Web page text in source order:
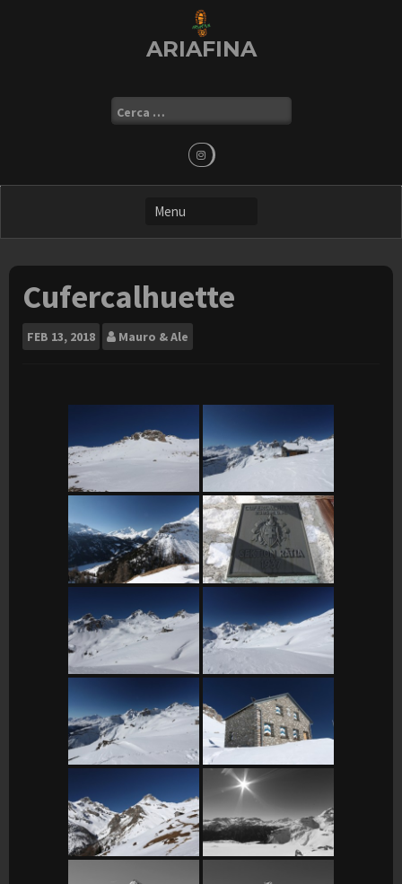
ARIAFINA
Ricerca
per:
Cufercalhuette
FEB 13, 2018 Mauro & Ale